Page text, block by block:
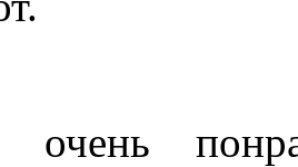
очень